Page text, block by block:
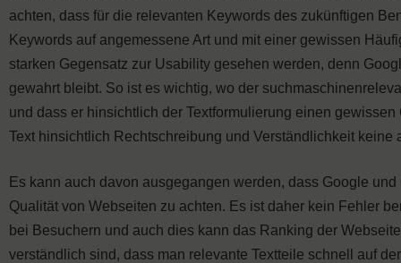
achten, dass für die relevanten Keywords des zukünftigen
Keywords auf angemessene Art und mit einer gewissen
starken Gegensatz zur Usability gesehen werden, denn
gewahrt bleibt. So ist es wichtig, wo der
und dass er hinsichtlich der Textformulierung einen
Text hinsichtlich Rechtschreibung und Verständlichkeit keine
Es kann auch davon ausgegangen werden, dass Google
Qualität von Webseiten zu achten. Es ist daher kein Fehler
bei Besuchern und auch dies kann das Ranking der
verständlich sind, dass man relevante Textteile schnell auf